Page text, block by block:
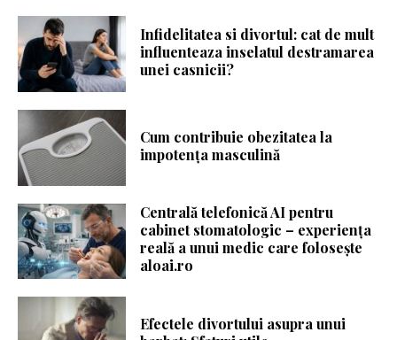
Infidelitatea si divortul: cat de mult
influenteaza inselatul destramarea
unei casnicii?
Cum contribuie obezitatea la
impotența masculină
Centrală telefonică AI pentru
cabinet stomatologic – experiența
reală a unui medic care folosește
aloai.ro
Efectele divortului asupra unui